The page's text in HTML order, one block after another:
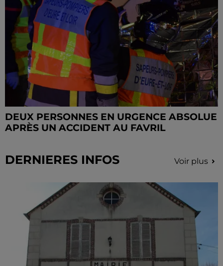
DEUX PERSONNES EN URGENCE ABSOLUE
APRÈS UN ACCIDENT AU FAVRIL
DERNIERES INFOS Voir plus